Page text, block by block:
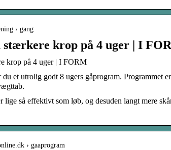
› gang
stærkere krop på 4 uger | I
krop på 4 uger | I FORM
du et utrolig godt 8 ugers gåprogram.
lige så effektivt som løb, og desuden langt mere
› gaaprogram